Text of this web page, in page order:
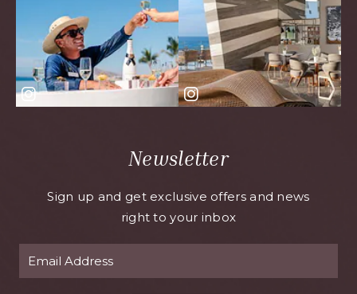
Newsletter
Sign up and get exclusive offers and news
right to your inbox